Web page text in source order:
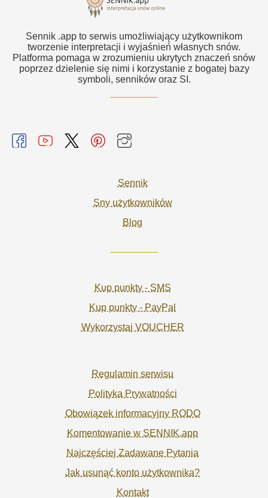
Sennik .app to serwis umożliwiający użytkownikom
tworzenie interpretacji i wyjaśnień własnych snów.
Platforma pomaga w zrozumieniu ukrytych znaczeń snów
poprzez dzielenie się nimi i korzystanie z bogatej bazy
symboli, senników oraz SI.
Sennik
Sny użytkowników
Blog
Kup punkty - SMS
Kup punkty - PayPal
Wykorzystaj VOUCHER
Regulamin serwisu
Polityka Prywatności
Obowiązek informacyjny RODO
Komentowanie w SENNIK.app
Najczęściej Zadawane Pytania
Jak usunąć konto użytkownika?
Kontakt